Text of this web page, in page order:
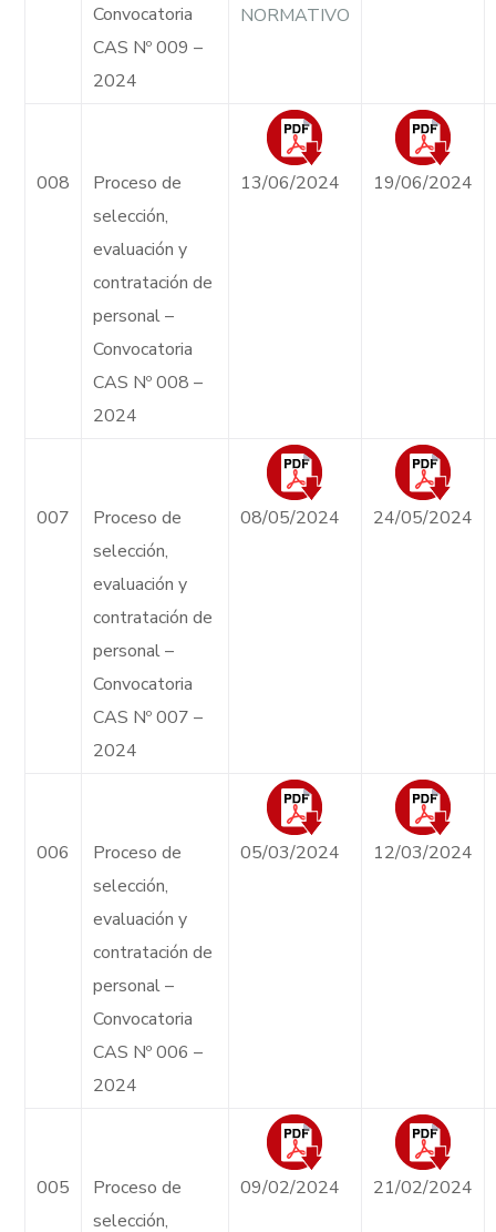
Convocatoria
CAS Nº 009 –
2024
NORMATIVO
008
Proceso de
selección,
evaluación y
contratación de
personal –
Convocatoria
CAS Nº 008 –
2024
13/06/2024 19/06/2024
007
Proceso de
selección,
evaluación y
contratación de
personal –
Convocatoria
CAS Nº 007 –
2024
08/05/2024 24/05/2024
006
Proceso de
selección,
evaluación y
contratación de
personal –
Convocatoria
CAS Nº 006 –
2024
05/03/2024 12/03/2024
005
Proceso de
selección,
09/02/2024 21/02/2024